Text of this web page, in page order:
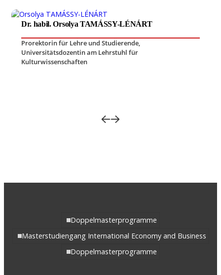
Dr. habil. Orsolya TAMÁSSY-LÉNÁRT
Prorektorin für Lehre und Studierende,
Universitätsdozentin am Lehrstuhl für
Kulturwissenschaften
Doppelmasterprogramme
Masterstudiengang International Economy and Business
Doppelmasterprogramme